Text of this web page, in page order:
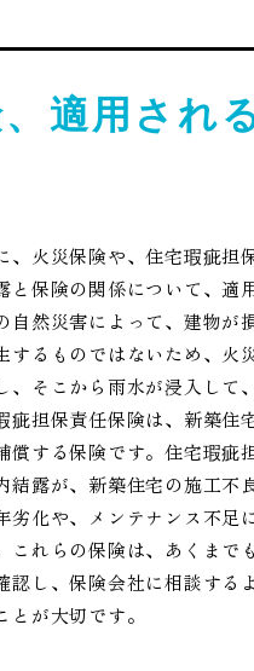
適用され
火災保険や、住宅瑕疵
と保険の関係について、
然災害によって、建物が
るものではないため、
そこから雨水が浸入し
疵担保責任保険は、新築
償する保険です。住宅瑕
露が、新築住宅の施工
劣化や、メンテナンス不
これらの保険は、あくま
認し、保険会社に相談す
が大切です。